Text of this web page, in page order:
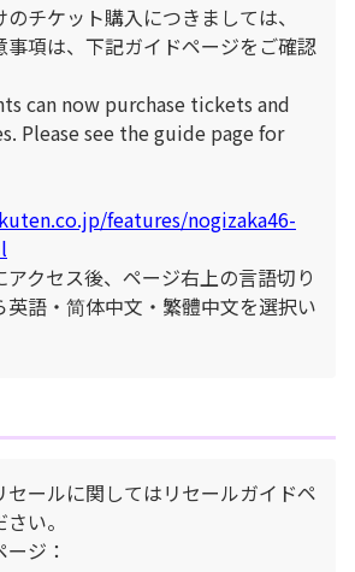
チケット購入につきましては、
事項は、下記ガイドページをご確認
can now purchase tickets and
Please see the guide page for
features/nogizaka46-
クセス後、ページ右上の言語切り
英語・简体中文・繁體中文を選択い
セールに関してはリセールガイドペ
い。
ジ：